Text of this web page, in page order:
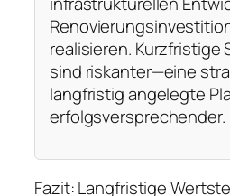
realisieren. Kurzfristige
sind riskanter—eine
langfristig angelegte
erfolgsversprechender.
Fazit: Langfristige